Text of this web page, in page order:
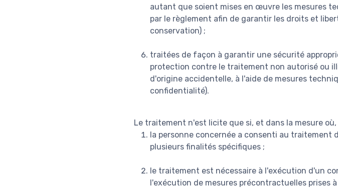
autant que soient mises en œuvre les mesures
par le règlement afin de garantir les droits et
conservation) ;
traitées de façon à garantir une sécurité
protection contre le traitement non autorisé ou
d'origine accidentelle, à l'aide de mesures
confidentialité).
Le traitement n'est licite que si, et dans la mesure
la personne concernée a consenti au traitement
plusieurs finalités spécifiques ;
le traitement est nécessaire à l'exécution d'un
l'exécution de mesures précontractuelles prises